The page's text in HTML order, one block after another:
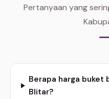
Pertanyaan yang
Berapa harga buket
Blitar?